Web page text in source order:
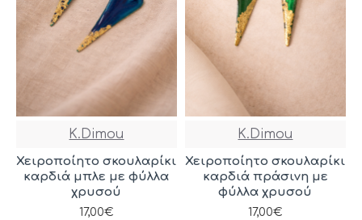
K.Dimou
Χειροποίητο σκουλαρίκι
καρδιά μπλε με φύλλα
χρυσού
17,00€
K.Dimou
Χειροποίητο σκουλαρίκι
καρδιά πράσινη με
φύλλα χρυσού
17,00€